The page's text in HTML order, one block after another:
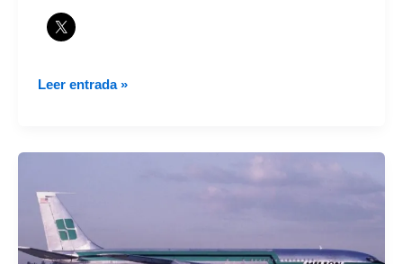
LATAM
vuelos
a
Manta
Leer entrada »